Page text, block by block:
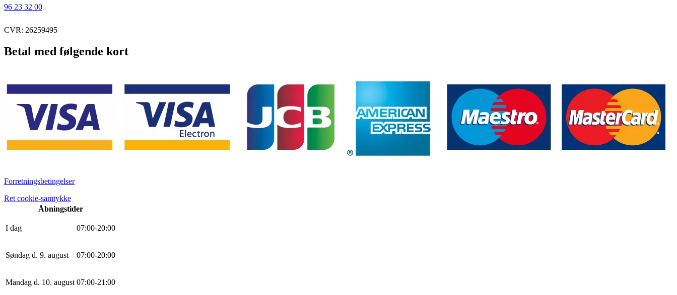
96 23 32 00
CVR: 26259495
Betal med følgende kort
Forretningsbetingelser
Ret cookie-samtykke
Åbningstider
I dag 07:00-20:00
Søndag d. 9. august 07:00-20:00
Mandag d. 10. august 07:00-21 :00